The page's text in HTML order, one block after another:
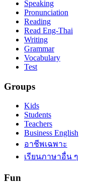
Speaking
Pronunciation
Reading
Read Eng-Thai
Writing
Grammar
Vocabulary
Test
Groups
Kids
Students
Teachers
Business English
อาชีพเฉพาะ
เรียนภาษาอื่น ๆ
Fun